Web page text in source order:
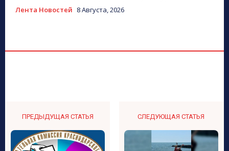
Лента Новостей 8 Августа, 2026
ПРЕДЫДУЩАЯ СТАТЬЯ СЛЕДУЮЩАЯ СТАТЬЯ